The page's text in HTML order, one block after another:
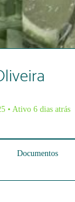
• Ativo 6 dias atrás
Documentos